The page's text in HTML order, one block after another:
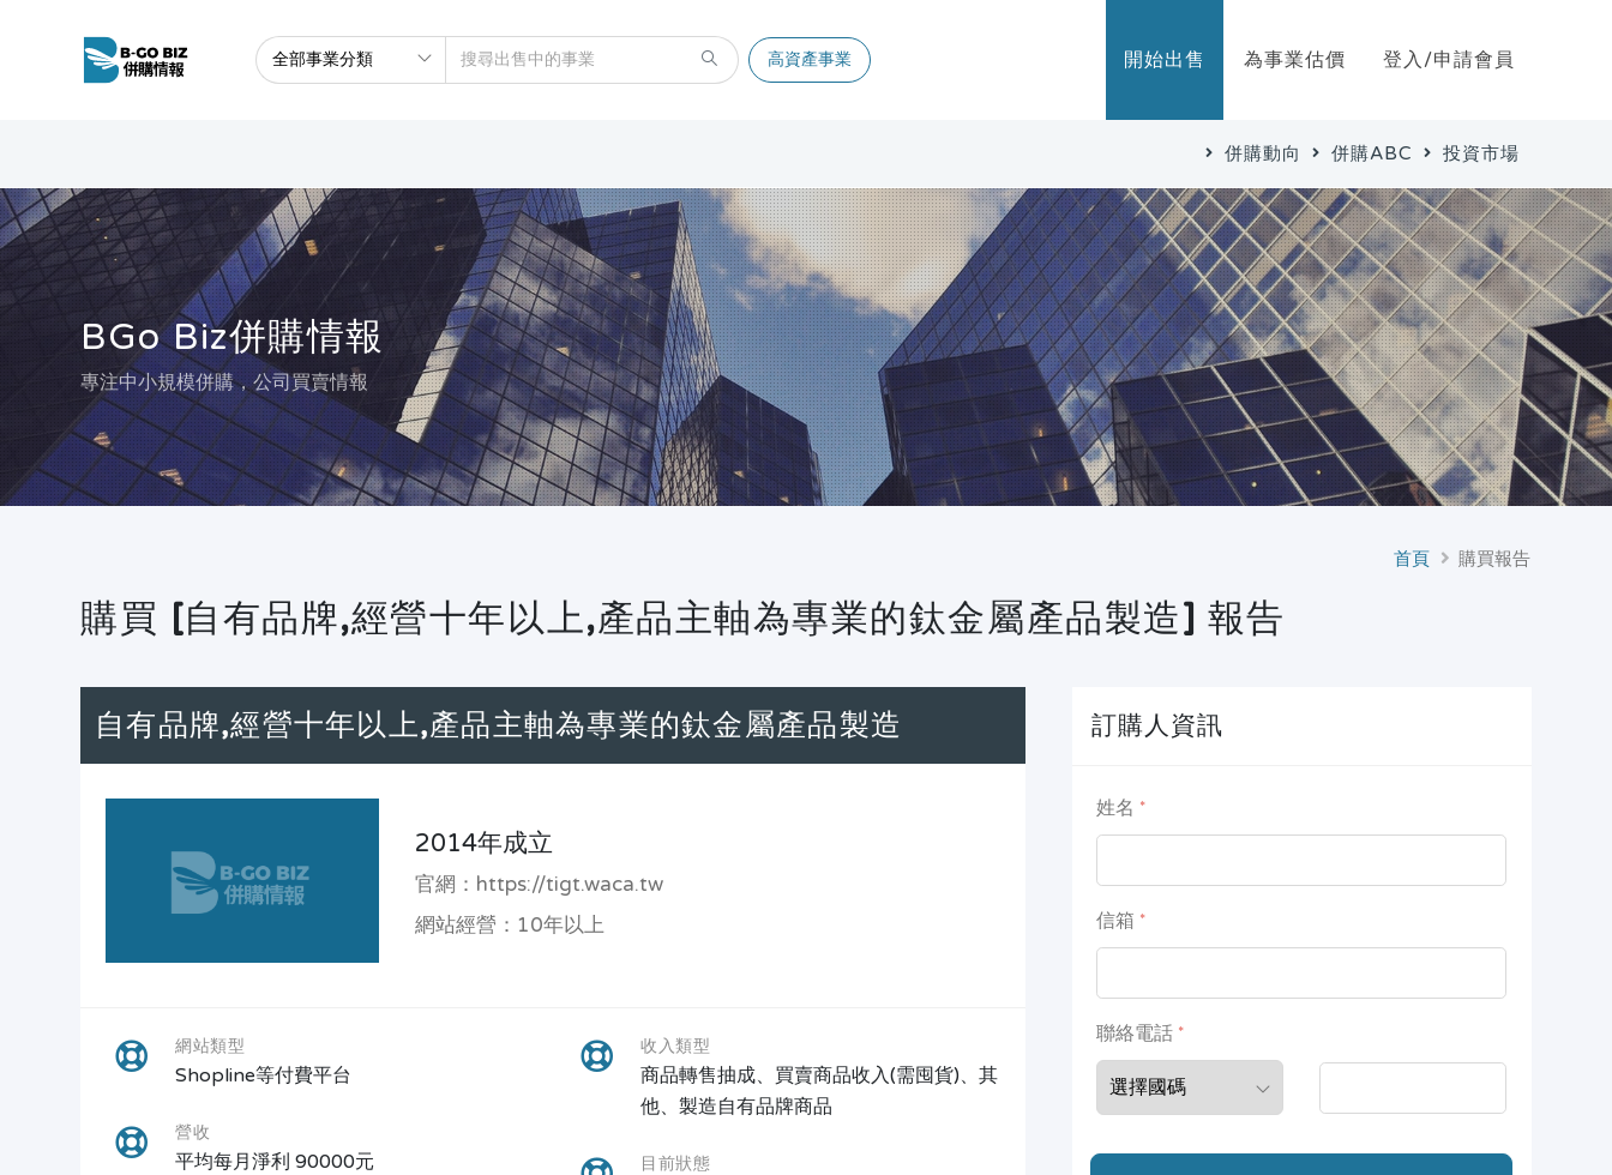
高資產事業 開始出售 為事業估價 登入/申請會員
併購動向 併購ABC 投資市場
BGo Biz併購情報
專注中小規模併購，公司買賣情報
首頁 購買報告
購買 [自有品牌,經營十年以上,產品主軸為專業的鈦金屬產品製造] 報告
自有品牌,經營十年以上,產品主軸為專業的鈦金屬產品製造
2014年成立
官網：https://tigt.waca.tw
網站經營：10年以上
網站類型
Shopline等付費平台
營收
平均每月淨利 90000元
收入類型
商品轉售抽成、買賣商品收入(需囤貨)、其
他、製造自有品牌商品
目前狀態
訂購人資訊
姓名
信箱
聯絡電話